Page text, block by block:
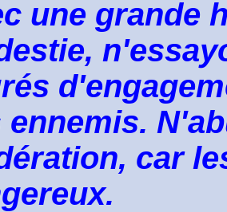
une grande
ennemis.
car